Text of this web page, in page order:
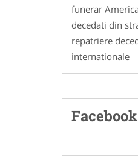
funerar
decedati din
repatriere
internationale
Facebook